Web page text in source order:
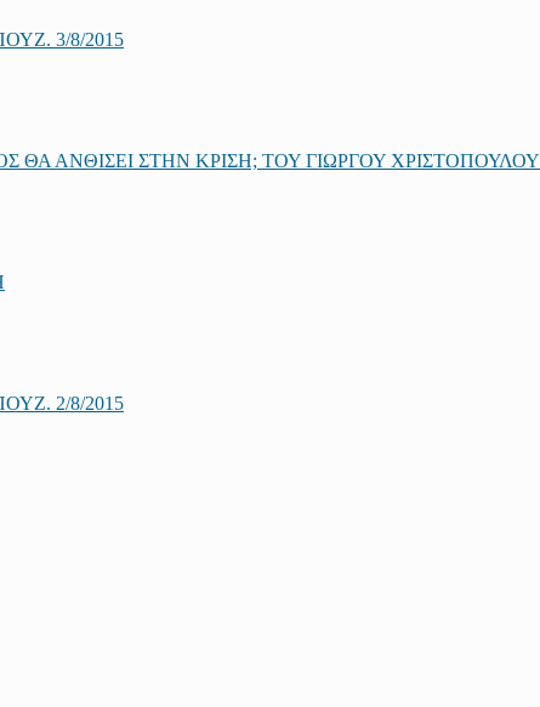
3/8/2015
ΘΑ ΑΝΘΙΣΕΙ ΣΤΗΝ ΚΡΙΣΗ; ΤΟΥ ΓΙΩΡΓΟΥ ΧΡΙΣΤΟΠΟΥΛΟΥ
2/8/2015